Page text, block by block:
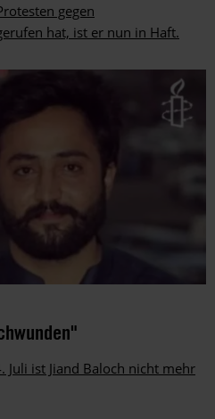
gegen
hat, ist er nun in Haft.
Juli ist Jiand Baloch nicht mehr